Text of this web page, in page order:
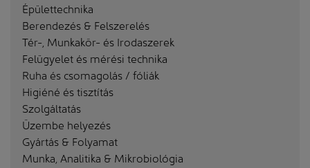
Épülettechnika
Berendezés & Felszerelés
Tér-, Munkakör- és Irodaszerek
Felügyelet és mérési technika
Ruha és csomagolás / fóliák
Higiéné és tisztítás
Szolgáltatás
Üzembe helyezés
Gyártás & Folyamat
Munka, Analitika & Mikrobiológia